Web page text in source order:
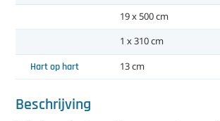
19 x 500 cm
1 x 310 cm
Hart op hart 13 cm
Beschrijving